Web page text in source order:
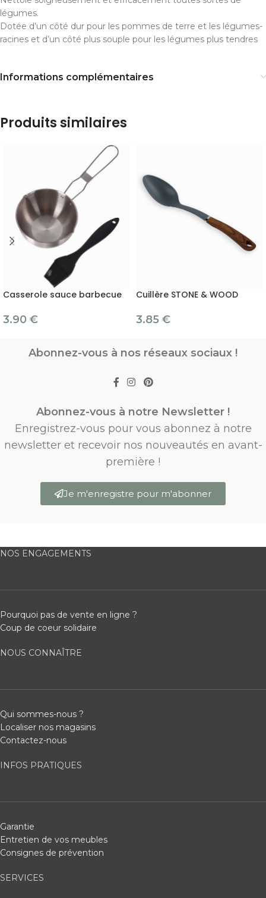
légumes.
Dotée d’un côté dur pour les pommes de terre et les légumes-
racines et d’un côté plus souple pour les légumes plus tendres
Informations complémentaires
Produits similaires
Casserole sauce barbecue
3.90 €
Cuillère STONE & WOOD
3.85 €
Abonnez-vous à nos réseaux sociaux !
Abonnez-vous à notre Newsletter !
Enregistrez-vous pour vous abonnez à notre
newsletter et recevoir nos nouveautés en avant-
première !
Je m'enregistre pour m'abonner
NOS ENGAGEMENTS
Pourquoi pas de vente en ligne ?
Coup de coeur solidaire
NOUS CONNAÎTRE
Qui sommes-nous ?
Localiser nos magasins
Contactez-nous
INFOS PRATIQUES
Garantie
Entretien de vos meubles
Consignes de prévention
SERVICES